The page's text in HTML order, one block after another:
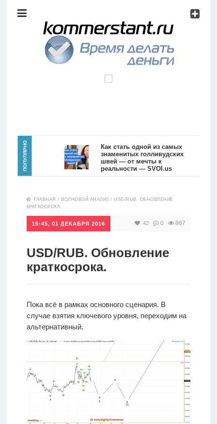
анализ
Видео
Сделано
Главная
Новости
Аналитика
Инвестиции
Дивиденды
анализ
Видео
Сделано
в России
ПОПУЛЯРНО
Как стать одной из самых
знаменитых голливудских
швей — от мечты к
реальности — SVOI.us
10552
ГЛАВНАЯ / ВОЛНОВОЙ АНАЛИЗ /USD/RUB. ОБНОВЛЕНИЕ
КРАТКОСРОКА.
15:45, 01 ДЕКАБРЯ 2016 42 0 867
USD/RUB. Обновление
краткосрока.
Пока всё в рамках основного сценария. В
случае взятия ключевого уровня, переходим на
альтернативный.